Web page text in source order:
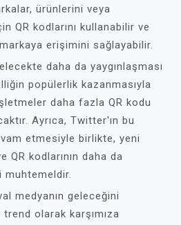
ürünlerini veya
QR kodlarını kullanabilir ve
markaya erişimini sağlayabilir.
daha da yaygınlaşması
popülerlik kazanmasıyla
daha fazla QR kodu
Ayrıca, Twitter'ın bu
etmesiyle birlikte, yeni
kodlarının daha da
muhtemeldir.
medyanın geleceğini
olarak karşımıza